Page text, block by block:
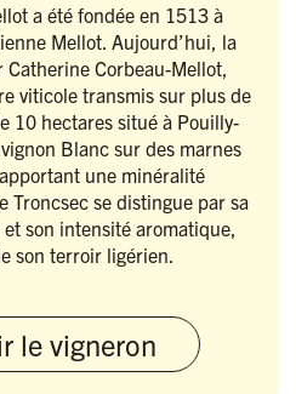
a été fondée en 1513 à
Mellot. Aujourd’hui, la
Corbeau-Mellot,
viticole transmis sur plus de
10 hectares situé à Pouilly-
Blanc sur des marnes
une minéralité
Troncsec se distingue par sa
son intensité aromatique,
son terroir ligérien.
le vigneron